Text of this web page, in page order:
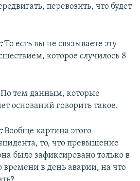
перевозить, что будет
То есть вы не связываете эту
которое случилось 8
тем данным, которые
оснований говорить такое.
Вообще картина этого
то, что превышение
было зафиксировано только в
времени в день аварии, на что